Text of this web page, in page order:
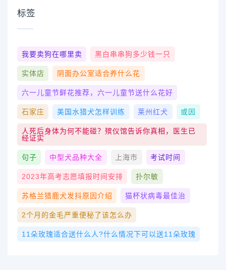
标签
我要卖狗在哪里卖 黑白串串狗多少钱一只
实体店 阴面办公室适合养什么花
六一儿童节鲜花推荐，六一儿童节送什么花好
石家庄 美国水猎犬怎样训练 莱州红犬 或因
人死后身体为何不能碰？殡仪馆告诉你真相，医生已
经证实
句子 中型犬品种大全 上海市 考试时间
2023年高考志愿填报时间安排 扑尔敏
苏格兰猎鹿犬发抖原因介绍 猫杯状病毒最佳治
2个月的金毛严重便秘了该怎么办
11朵玫瑰适合送什么人?什么情况下可以送11朵玫瑰